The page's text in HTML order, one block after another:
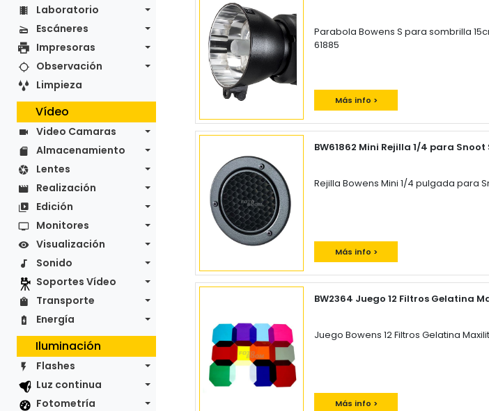
Laboratorio
Escáneres
Impresoras
Observación
Limpieza
Vídeo
Video Camaras
Almacenamiento
Lentes
Realización
Edición
Monitores
Visualización
Sonido
Soportes Vídeo
Transporte
Energía
Iluminación
Flashes
Luz continua
Fotometría
Parabola Bowens S para sombrilla
61885
Más info >
BW61862 Mini Rejilla 1/4 para Snoot
Rejilla Bowens Mini 1/4 pulgada para
Más info >
BW2364 Juego 12 Filtros Gelatina
Juego Bowens 12 Filtros Gelatina
Más info >